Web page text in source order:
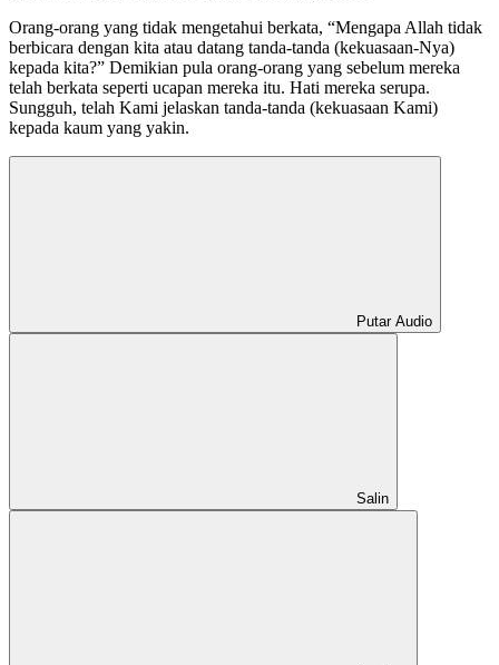
Orang-orang yang tidak mengetahui berkata, “Mengapa Allah tidak
berbicara dengan kita atau datang tanda-tanda (kekuasaan-Nya)
kepada kita?” Demikian pula orang-orang yang sebelum mereka
telah berkata seperti ucapan mereka itu. Hati mereka serupa.
Sungguh, telah Kami jelaskan tanda-tanda (kekuasaan Kami)
kepada kaum yang yakin.
Putar Audio
Salin